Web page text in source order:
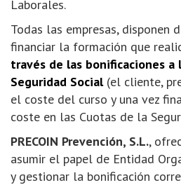
Laborales.
Todas las empresas, disponen
financiar la formación que
través de las bonificaciones a
Seguridad Social (el cliente,
el coste del curso y una vez
coste en las Cuotas de la
PRECOIN Prevención, S.L.,
asumir el papel de Entidad
y gestionar la bonificación